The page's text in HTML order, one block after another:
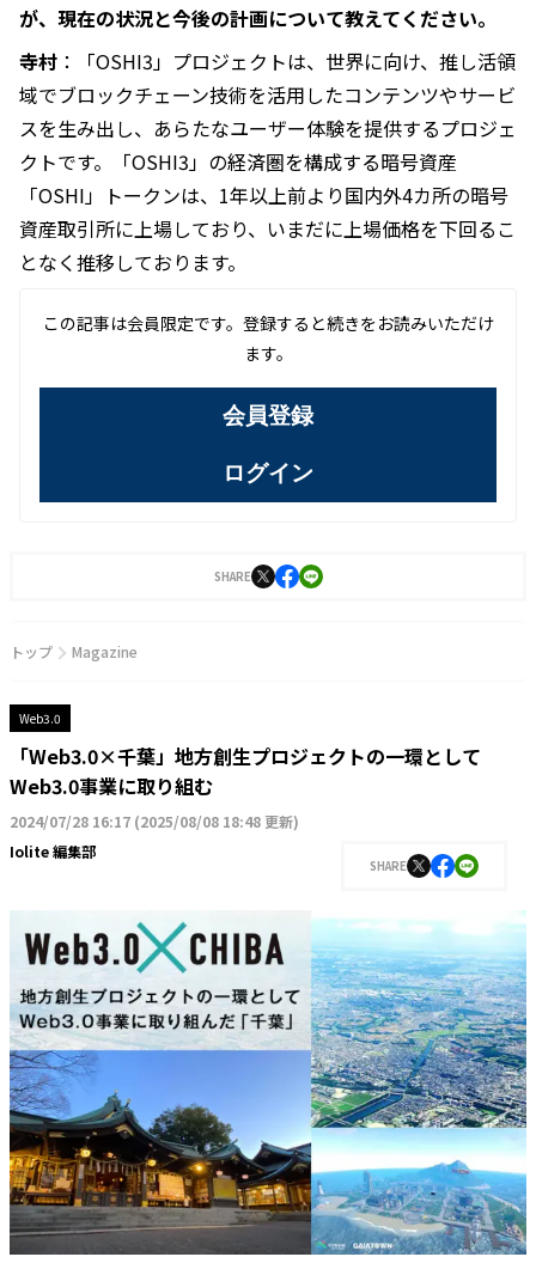
が、現在の状況と今後の計画について教えてください。
寺村 ：「OSHI3」プロジェクトは、世界に向け、推し活領
域でブロックチェーン技術を活用したコンテンツやサービ
スを生み出し、あらたなユーザー体験を提供するプロジェ
クトです。「OSHI3」の経済圏を構成する暗号資産
「OSHI」トークンは、1年以上前より国内外4カ所の暗号
資産取引所に上場しており、いまだに上場価格を下回るこ
となく推移しております。
この記事は会員限定です。登録すると続きをお読みいただけ
ます。
会員登録
ログイン
SHARE
トップ Magazine
Web3.0
「Web3.0×千葉」地方創生プロジェクトの一環として
Web3.0事業に取り組む
2024/07/28 16:17 (2025/08/08 18:48 更新)
Iolite 編集部
SHARE